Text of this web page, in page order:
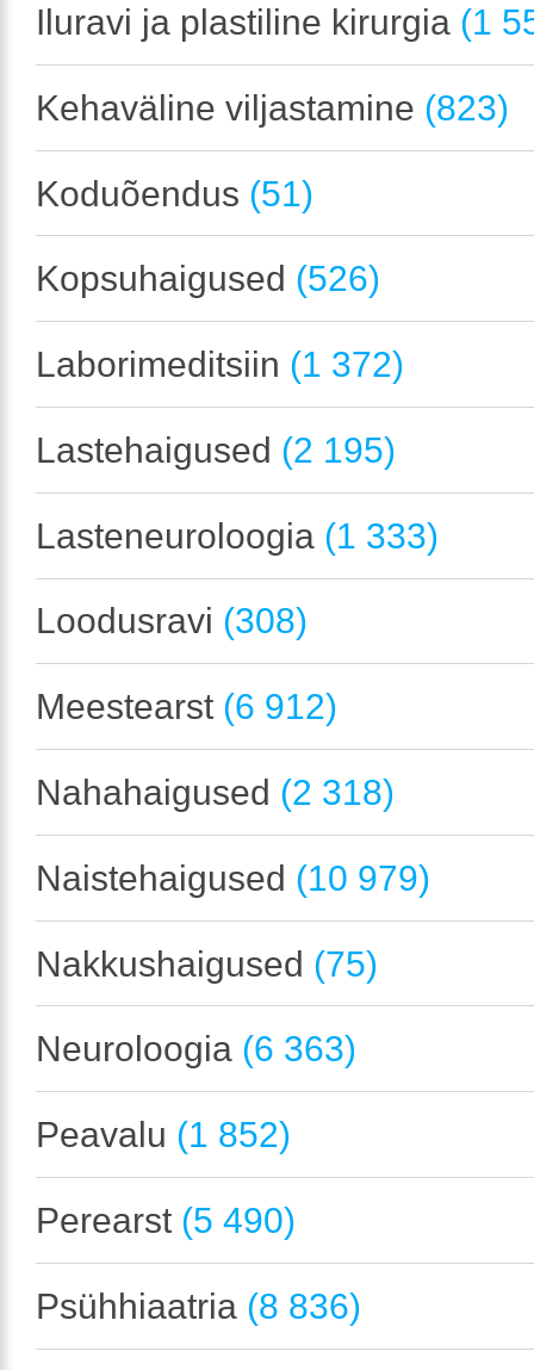
Iluravi ja plastiline kirurgia (1
Kehaväline viljastamine (823)
Koduõendus (51)
Kopsuhaigused (526)
Laborimeditsiin (1 372)
Lastehaigused (2 195)
Lasteneuroloogia (1 333)
Loodusravi (308)
Meestearst (6 912)
Nahahaigused (2 318)
Naistehaigused (10 979)
Nakkushaigused (75)
Neuroloogia (6 363)
Peavalu (1 852)
Perearst (5 490)
Psühhiaatria (8 836)